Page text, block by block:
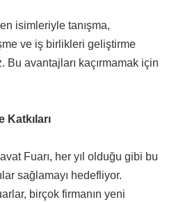
isimleriyle tanışma,
ve iş birlikleri geliştirme
Bu avantajları kaçırmamak için
Katkıları
Fuarı, her yıl olduğu gibi bu
sağlamayı hedefliyor.
birçok firmanın yeni